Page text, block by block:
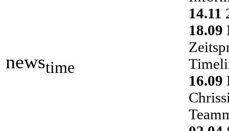
newstime
14.11
18.09
16.09